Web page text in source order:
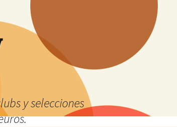
y selecciones